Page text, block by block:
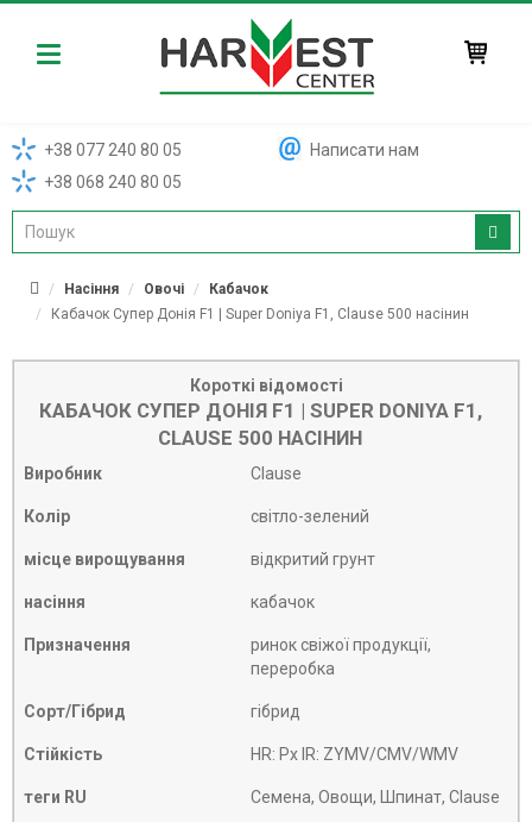
Harvest
+38 077 240 80 05
+38 068 240 80 05
Написати нам
Насіння Овочі
Кабачок
Кабачок Супер Донія F1 | Super Doniya F1, Clause 500 насінин
Короткі відомості
КАБАЧОК СУПЕР ДОНІЯ F1 | SUPER DONIYA F1,
CLAUSE 500 НАСІНИН
Виробник Clause
Колір світло-зелений
місце вирощування відкритий грунт
насіння кабачок
Призначення
ринок свіжої продукції,
переробка
Сорт/Гібрид гібрид
Стійкість HR: Px IR: ZYMV/CMV/WMV
теги RU Семена, Овощи, Шпинат, Clause